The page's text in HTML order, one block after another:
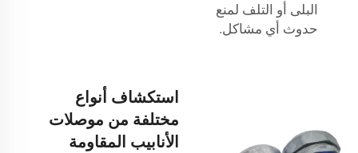
البلى أو التلف لمنع
حدوث أي مشاكل.
استكشاف أنواع
مختلفة من موصلات
الأنابيب المقاومة